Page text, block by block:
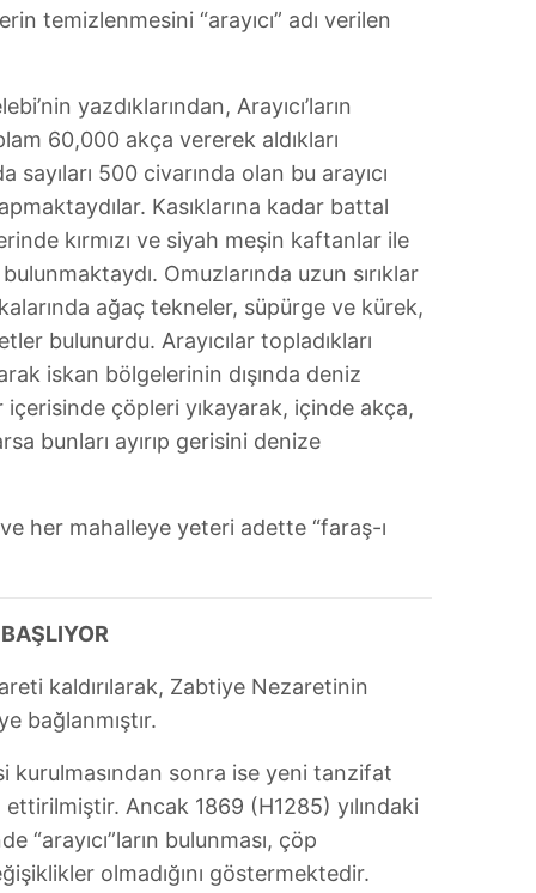
temizlenmesini “arayıcı” adı verilen
yazdıklarından, Arayıcı’ların
60,000 akça vererek aldıkları
sayıları 500 civarında olan bu arayıcı
Kasıklarına kadar battal
kırmızı ve siyah meşin kaftanlar ile
Omuzlarında uzun sırıklar
ağaç tekneler, süpürge ve kürek,
bulunurdu. Arayıcılar topladıkları
iskan bölgelerinin dışında deniz
içerisinde çöpleri yıkayarak, içinde akça,
bunları ayırıp gerisini denize
her mahalleye yeteri adette “faraş-ı
kaldırılarak, Zabtiye Nezaretinin
bağlanmıştır.
kurulmasından sonra ise yeni tanzifat
Ancak 1869 (H1285) yılındaki
“arayıcı”ların bulunması, çöp
olmadığını göstermektedir.